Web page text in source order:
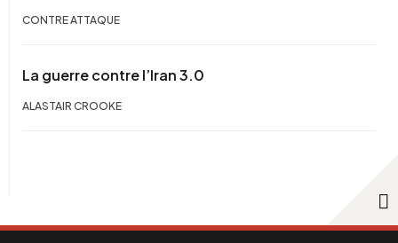
CONTRE ATTAQUE
La guerre contre l’Iran 3.0
ALASTAIR CROOKE